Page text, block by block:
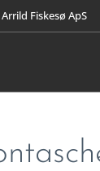
Arrild Fiskesø ApS